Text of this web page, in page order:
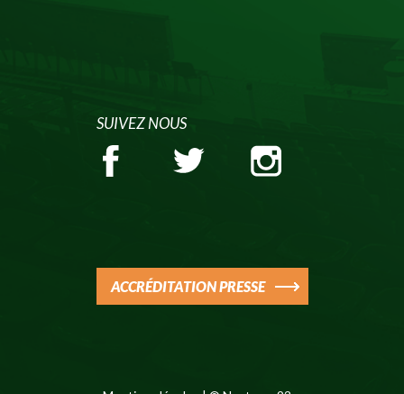
SUIVEZ NOUS
ACCRÉDITATION PRESSE